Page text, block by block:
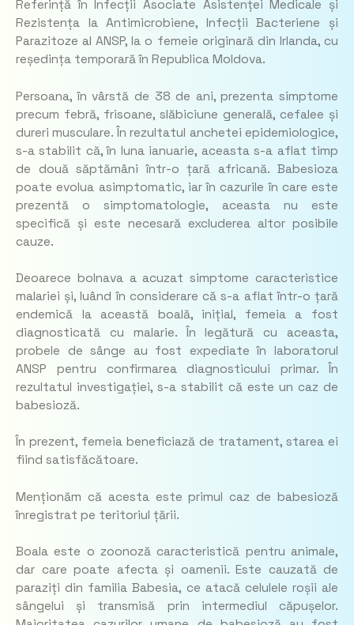
Referință în Infecții Asociate Asistenței Medicale și
Rezistența la Antimicrobiene, Infecții Bacteriene și
Parazitoze al ANSP, la o femeie originară din Irlanda, cu
reședința temporară în Republica Moldova.
Persoana, în vârstă de 38 de ani, prezenta simptome
precum febră, frisoane, slăbiciune generală, cefalee și
dureri musculare. În rezultatul anchetei epidemiologice,
s-a stabilit că, în luna ianuarie, aceasta s-a aflat timp
de două săptămâni într-o țară africană. Babesioza
poate evolua asimptomatic, iar în cazurile în care este
prezentă o simptomatologie, aceasta nu este
specifică și este necesară excluderea altor posibile
cauze.
Deoarece bolnava a acuzat simptome caracteristice
malariei și, luând în considerare că s-a aflat într-o țară
endemică la această boală, inițial, femeia a fost
diagnosticată cu malarie. În legătură cu aceasta,
probele de sânge au fost expediate în laboratorul
ANSP pentru confirmarea diagnosticului primar. În
rezultatul investigației, s-a stabilit că este un caz de
babesioză.
În prezent, femeia beneficiază de tratament, starea ei
fiind satisfăcătoare.
Menționăm că acesta este primul caz de babesioză
înregistrat pe teritoriul țării.
Boala este o zoonoză caracteristică pentru animale,
dar care poate afecta și oamenii. Este cauzată de
paraziți din familiaBabesia, ce atacă celulele roșii ale
sângelui și transmisă prin intermediul căpușelor.